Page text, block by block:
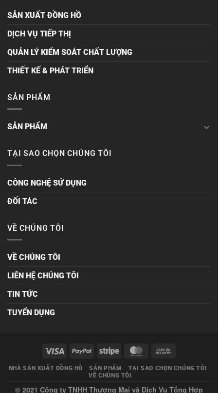
SẢN XUẤT ĐỒNG HỒ
DỊCH VỤ TIẾP THỊ
QUẢN LÝ KIỂM SOÁT CHẤT LƯỢNG
THIẾT KẾ & PHÁT TRIỂN
SẢN PHẨM
SẢN PHẨM
TẠI SAO CHỌN CHÚNG TÔI
CÔNG NGHỆ SỬ DỤNG
ĐỐI TÁC
VỀ CHÚNG TÔI
VỀ CHÚNG TÔI
LIÊN HỆ CHÚNG TÔI
TIN TỨC
TUYỂN DỤNG
NHÀ SẢN XUẤT ĐỒNG HỒ SẢN PHẨM
TẠI SAO CHỌN CHÚNG TÔI
VỀ CHÚNG TÔI
© 2021 Công ty TNHH Thương Mại và Dịch Vụ Tổng Hợp